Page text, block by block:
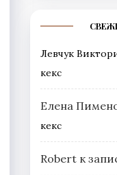
Левчук
кекс
Елена
кекс
Robert к